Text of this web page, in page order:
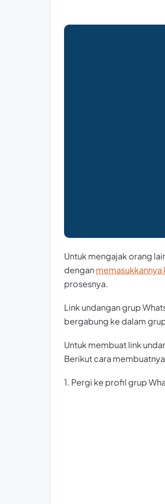
Untuk mengajak orang
denganmemasukkannya
prosesnya.
Link undangan grup
bergabung ke dalam
Untuk membuat link
Berikut cara
1. Pergi ke profil grup